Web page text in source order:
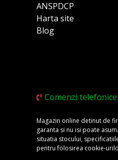
ANSPDCP
Harta site
Blog
Comenzi
Magazin online detinut de
garanta si nu isi poate
situatia stocului,
pentru folosirea cookie-